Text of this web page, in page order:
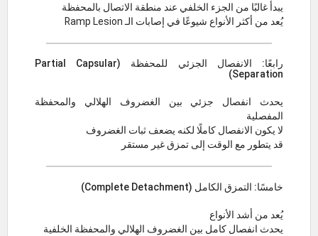
يبدأ غالبًا من الجزء الخلفي عند منطقة الاتصال بالمحفظة
يُعد من أكثر الأنواع شيوعًا في إصابات الـ Ramp Lesion
رابعًا: الانفصال الجزئي للمحفظة (Partial Capsular
Separation)
يحدث انفصال جزئي بين الغضروف الهلالي والمحفظة
المفصلية
لا يكون الانفصال كاملًا لكنه يضعف ثبات الغضروف
قد يتطور مع الوقت إلى تمزق غير مستقر
خامسًا: التمزق الكامل (Complete Detachment)
يُعد من أشد الأنواع
يحدث انفصال كامل بين الغضروف الهلالي والمحفظة الخلفية